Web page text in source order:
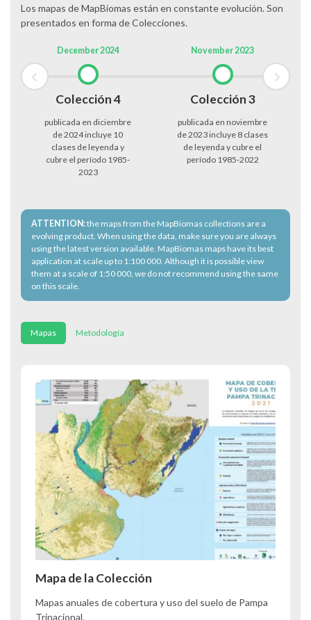
Los mapas de MapBiomas están en constante evolución. Son
presentados en forma de Colecciones.
December 2024
Colección 4
publicada en diciembre
de 2024 incluye 10
clases de leyenda y
cubre el período 1985-
2023
November 2023
Colección 3
publicada en noviembre
de 2023 incluye 8 clases
de leyenda y cubre el
período 1985-2022
ATTENTION:the maps from the MapBiomas collections are a
evolving product. When using the data, make sure you are always
using the latest version available. MapBiomas maps have its best
application at scale up to 1:100 000. Although it is possible view
them at a scale of 1:50 000, we do not recommend using the same
on this scale.
Mapas Metodología
Mapa de la Colección
Mapas anuales de cobertura y uso del suelo de Pampa
Trinacional.